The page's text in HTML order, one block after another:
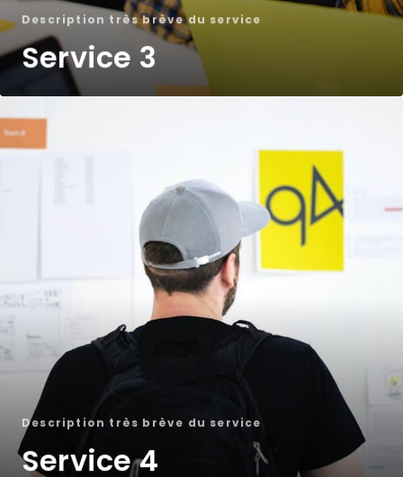
Description très brève du service
Service 3
Description très brève du service
Service 4